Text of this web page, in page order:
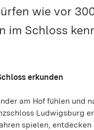
wie vor
im Schloss
erkunden
am Hof fühlen und
Ludwigsburg
spielen,